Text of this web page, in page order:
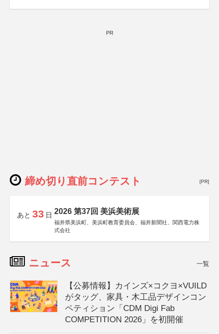
PR
締め切り直前コンテスト [PR]
あと 33 日 2026 第37回 美浜美術展
福井県美浜町、美浜町教育委員会、福井新聞社、関西電力株
式会社
ニュース 一覧
【公募情報】カインズ×コクヨ×VUILD
がタッグ、家具・木工品デザインコン
ペティション「CDM Digi Fab
COMPETITION 2026」を初開催